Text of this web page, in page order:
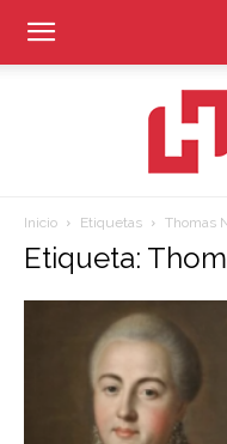
Inicio Etiquetas Thomas
Etiqueta: